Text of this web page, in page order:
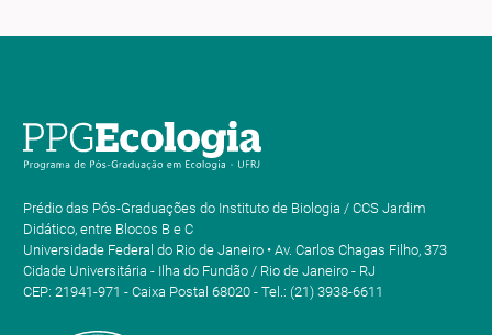
Prédio das Pós-Graduações do Instituto de Biologia / CCS Jardim
Didático, entre Blocos B e C
Universidade Federal do Rio de Janeiro • Av. Carlos Chagas Filho, 373
Cidade Universitária - Ilha do Fundão / Rio de Janeiro - RJ
CEP: 21941-971 - Caixa Postal 68020 - Tel.: (21) 3938-6611